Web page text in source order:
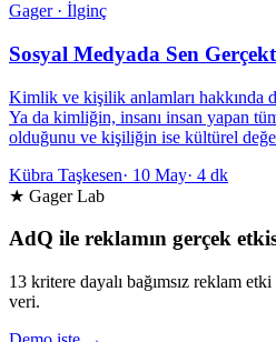
Gager · İlginç
Sosyal Medyada Sen
Kimlik ve kişilik anlamları hakkında
Ya da kimliğin, insanı insan yapan
olduğunu ve kişiliğin ise kültürel
Kübra Taşkesen· 10 May· 4 dk
★ Gager Lab
AdQ ile reklamın gerçek
13 kritere dayalı bağımsız reklam
veri.